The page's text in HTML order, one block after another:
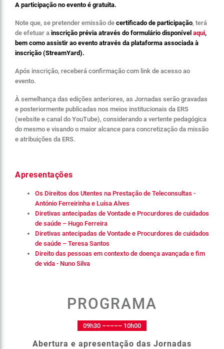
A participação no evento é gratuita.
Note que, se pretender emissão de certificado de participação, terá
de efetuar a inscrição prévia através do formulário disponível aqui,
bem como assistir ao evento através da plataforma associada à
inscrição (StreamYard).
Após inscrição, receberá confirmação com link de acesso ao
evento.
À semelhança das edições anteriores, as Jornadas serão gravadas
e posteriormente publicadas nos meios institucionais da ERS
(website e canal do YouTube), considerando a vertente pedagógica
do mesmo e visando o maior alcance para concretização da missão
e atribuições da ERS.
Apresentações
Os Direitos dos Utentes na Prestação de Teleconsultas -
António Ferreirinha e Luísa Alves
Diretivas antecipadas de Vontade e Procurdores de cuidados
de saúde – Hugo Ferreira
Diretivas antecipadas de Vontade e Procurdores de cuidados
de saúde – Teresa Santos
Direito das pessoas em contexto de doença avançada e fim
de vida - Nuno Silva
PROGRAMA
09h30 ––––– 10h00
Abertura e apresentação das Jornadas